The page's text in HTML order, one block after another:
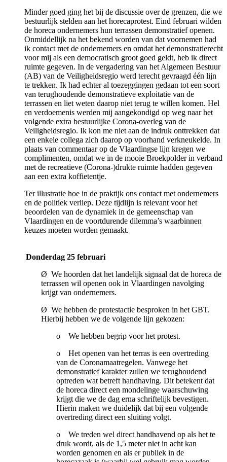
Minder goed ging het bij de discussie over de grenzen, die we
bestuurlijk stelden aan het horecaprotest. Eind februari wilden
de horeca ondernemers hun terrassen demonstratief openen.
Onmiddellijk na het bekend worden van dat voornemen had
ik contact met de ondernemers en omdat het demonstratierecht
voor mij als een democratisch groot goed geldt, heb ik direct
ruimte gegeven. In de vergadering van het Algemeen Bestuur
(AB) van de Veiligheidsregio werd terecht gevraagd één lijn
te trekken. Ik had echter al toezeggingen gedaan tot een soort
van terughoudende demonstratieve exploitatie van de
terrassen en liet weten daarop niet terug te willen komen. Hel
en verdoemenis werden mij aangekondigd op weg naar het
volgende extra bestuurlijke Corona-overleg van de
Veiligheidsregio. Ik kon me niet aan de indruk onttrekken dat
een enkele collega zich daarop op voorhand verkneukelde. In
plaats van commentaar op de Vlaardingse lijn kregen we
complimenten, omdat we in de mooie Broekpolder in verband
met de recreatieve (Corona-)drukte ruimte hadden gegeven
aan een extra koffietentje.
Ter illustratie hoe in de praktijk ons contact met ondernemers
en de politiek verliep. Deze tijdlijn is relevant voor het
beoordelen van de dynamiek in de gemeenschap van
Vlaardingen en de voortdurende dilemma’s waarbinnen
keuzes moeten worden gemaakt.
Donderdag 25 februari
Ø We hoorden dat het landelijk signaal dat de horeca de
terrassen wil openen ook in Vlaardingen navolging
krijgt van ondernemers.
Ø We hebben de protestactie besproken in het GBT.
Hierbij hebben we de volgende lijn gekozen:
o We hebben begrip voor het protest.
o Het openen van het terras is een overtreding
van de Coronamaatregelen. Vanwege het
demonstratief karakter zullen we terughoudend
optreden wat betreft handhaving. Dit betekent dat
de horeca direct een mondelinge waarschuwing
krijgt die we de dag erna schriftelijk bevestigen.
Hierin maken we duidelijk dat bij een volgende
overtreding direct een sluiting volgt.
o We treden wel direct handhavend op als het te
druk wordt, als de 1,5 meter niet in acht kan
worden genomen en als er publiek in de